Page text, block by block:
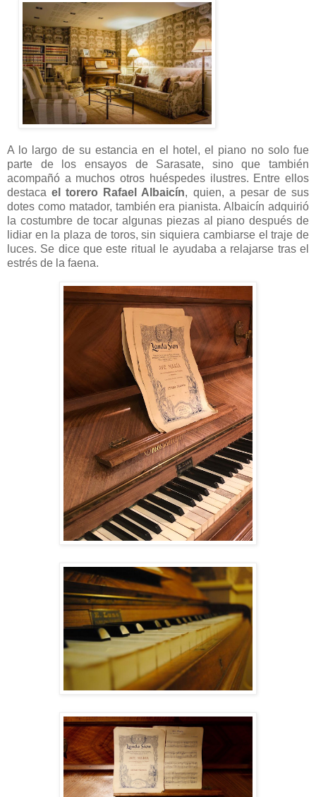
A lo largo de su estancia en el hotel, el piano no solo fue
parte de los ensayos de Sarasate, sino que también
acompañó a muchos otros huéspedes ilustres. Entre ellos
destacael torero Rafael Albaicín, quien, a pesar de sus
dotes como matador, también era pianista. Albaicín adquirió
la costumbre de tocar algunas piezas al piano después de
lidiar en la plaza de toros, sin siquiera cambiarse el traje de
luces. Se dice que este ritual le ayudaba a relajarse tras el
estrés de la faena.